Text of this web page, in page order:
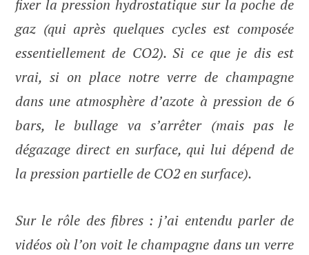
fixer la pression hydrostatique sur la poche de
gaz (qui après quelques cycles est composée
essentiellement de CO2). Si ce que je dis est
vrai, si on place notre verre de champagne
dans une atmosphère d’azote à pression de 6
bars, le bullage va s’arrêter (mais pas le
dégazage direct en surface, qui lui dépend de
la pression partielle de CO2 en surface).
Sur le rôle des fibres : j’ai entendu parler de
vidéos où l’on voit le champagne dans un verre